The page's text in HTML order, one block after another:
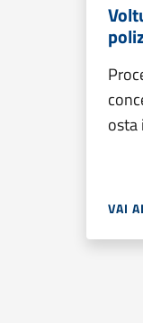
osta
VAI